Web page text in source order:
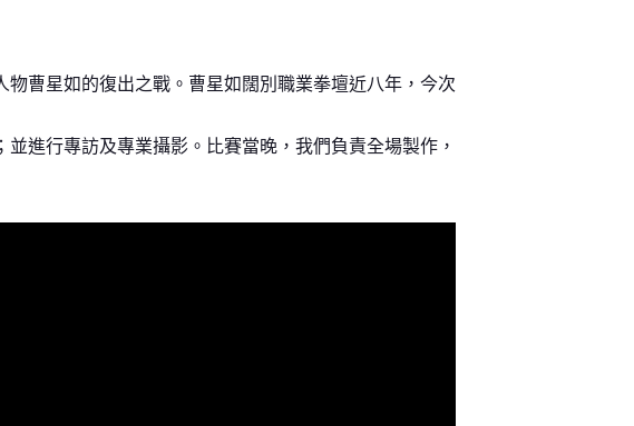
曹星如的復出之戰。曹星如闊別職業拳壇近八年，今次
進行專訪及專業攝影。比賽當晚，我們負責全場製作，